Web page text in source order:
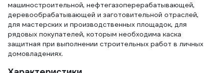
машиностроительной, нефтегазоперерабатывающей,
деревообрабатывающей и заготовительной отраслей,
для мастерских и производственных площадок, для
рядовых покупателей, которым необходима каска
защитная при выполнении строительных работ в личных
домовладениях.